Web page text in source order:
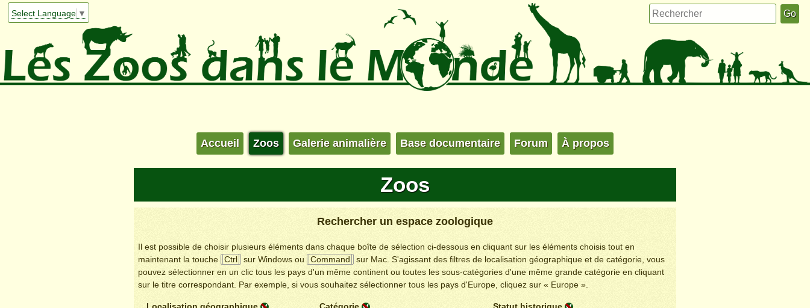
Select Language ▼
Accueil Zoos Galerie animalière Base documentaire Forum À propos
Zoos
Rechercher un espace zoologique
Il est possible de choisir plusieurs éléments dans chaque boîte de sélection ci-dessous en cliquant sur les éléments choisis tout en
maintenant la touche
Ctrl sur Windows ou Command
sur Mac. S'agissant des filtres de localisation géographique et de catégorie, vous
pouvez sélectionner en un clic tous les pays d'un même continent ou toutes les sous-catégories d'une même grande catégorie en cliquant
sur le titre correspondant. Par exemple, si vous souhaitez sélectionner tous les pays d'Europe, cliquez sur « Europe ».